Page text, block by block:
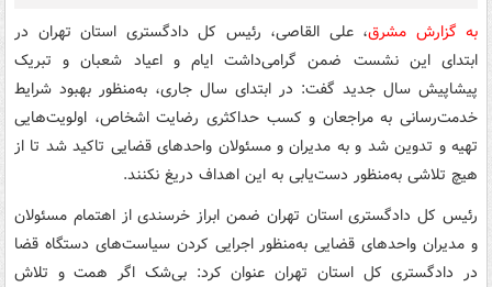
به گزارش مشرق، علی القاصی، رئیس کل دادگستری استان تهران در
ابتدای این نشست ضمن گرامی‌داشت ایام و اعیاد شعبان و تبریک
پیشاپیش سال جدید گفت: در ابتدای سال جاری، به‌منظور بهبود شرایط
خدمت‌رسانی به مراجعان و کسب حداکثری رضایت اشخاص، اولویت‌هایی
تهیه و تدوین شد و به مدیران و مسئولان واحدهای قضایی تاکید شد تا از
هیچ تلاشی به‌منظور دست‌یابی به این اهداف دریغ نکنند.
رئیس کل دادگستری استان تهران ضمن ابراز خرسندی از اهتمام مسئولان
و مدیران واحدهای قضایی به‌منظور اجرایی کردن سیاست‌های دستگاه قضا
در دادگستری کل استان تهران عنوان کرد: بی‌شک اگر همت و تلاش